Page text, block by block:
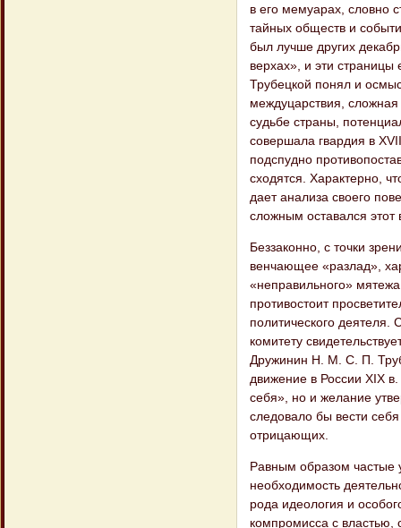
в его мемуарах, словно
тайных обществ и
был лучше других
верхах», и эти
Трубецкой понял и
междуцарствия,
судьбе страны,
совершала гвардия в
подспудно
сходятся. Характерно,
дает анализа своего
сложным оставался
Беззаконно, с точки
венчающее «разлад»,
«неправильного»
противостоит
политического деятеля.
комитету
Дружинин Н. М. С. П.
движение в России XIX
себя», но и желание
следовало бы вести себя
отрицающих.
Равным образом частые
необходимость
рода идеология и
компромисса с властью,